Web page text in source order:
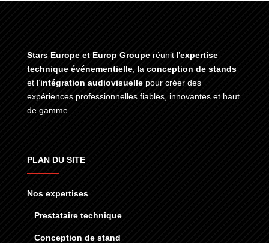
Stars Europe et Europ Groupe réunit l’expertise
technique événementielle, la conception de stands
et l’intégration audiovisuellepour créer des
expériences professionnelles fiables, innovantes et haut
de gamme.
PLAN DU SITE
Nos expertises
Prestataire technique
Conception de stand